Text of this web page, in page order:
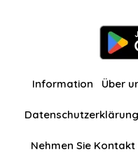
Information Über
Datenschutzerklärung
Nehmen Sie